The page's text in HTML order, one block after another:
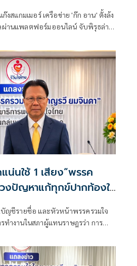
สแกมเมอร์ เครือข่าย 'ก๊ก อาน' ตั้งล้ง
ผ่านแพลตฟอร์มออนไลน์ จับพิรุธล่า
น่นใช้ 1 เสียง“พรรค
วงปัญหาแก้ทุกข์ปากท้องให้
ญชีรายชื่อ และหัวหน้าพรรครวมใจ
ทำงานในสภาผู้แทนราษฎรว่า การ
นมา พรรครวมใจไทย ได้รับความไว้
น ลงคะแนนเลือกตั้งให้เกือบ5 แสน